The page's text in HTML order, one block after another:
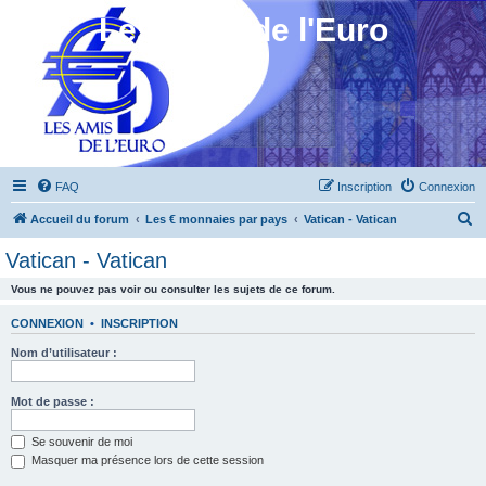
Les Amis de l'Euro
FAQ Connexion
Inscription
Accueil du forum Les € monnaies par pays Vatican - Vatican
Vatican - Vatican
Vous ne pouvez pas voir ou consulter les sujets de ce forum.
CONNEXION • INSCRIPTION
Nom d’utilisateur :
Mot de passe :
Se souvenir de moi
Masquer ma présence lors de cette session